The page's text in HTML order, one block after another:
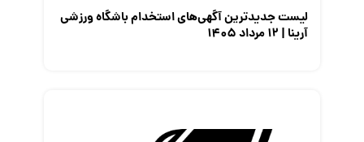
لیست جدیدترین آگهی‌های استخدام باشگاه ورزشی
آرینا | ۱۲ مرداد ۱۴۰۵